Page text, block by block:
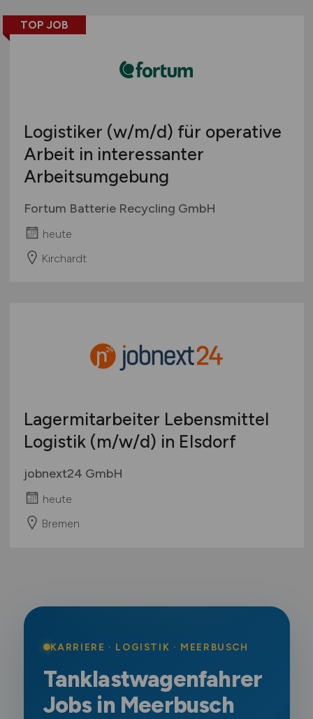
TOP JOB
Logistiker (w/m/d) für operative
Arbeit in interessanter
Arbeitsumgebung
Fortum Batterie Recycling GmbH
heute
Kirchardt
Lagermitarbeiter Lebensmittel
Logistik (m/w/d) in Elsdorf
jobnext24 GmbH
heute
Bremen
KARRIERE · LOGISTIK · MEERBUSCH
Tanklastwagenfahrer
Jobs in Meerbusch